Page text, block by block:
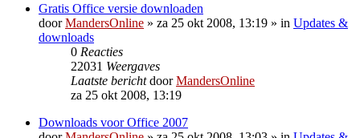
Gratis Office versie downloaden
doorMandersOnline » za 25 okt 2008, 13:19 » in Updates &
downloads
0 Reacties
22031 Weergaves
Laatste berichtdoorMandersOnline
za 25 okt 2008, 13:19
Downloads voor Office 2007